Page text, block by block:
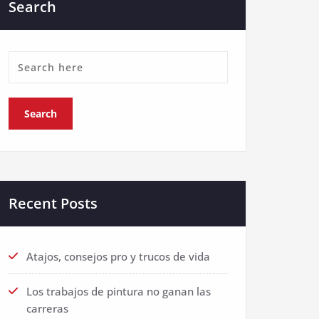
Search
Recent Posts
Atajos, consejos pro y trucos de vida
Los trabajos de pintura no ganan las
carreras